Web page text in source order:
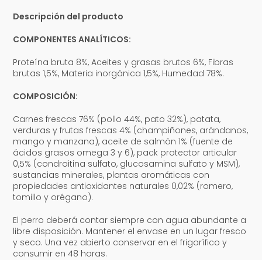
Descripción del producto
COMPONENTES ANALÍTICOS:
Proteína bruta 8%, Aceites y grasas brutos 6%, Fibras
brutas 1,5%, Materia inorgánica 1,5%, Humedad 78%.
COMPOSICIÓN:
Carnes frescas 76% (pollo 44%, pato 32%), patata,
verduras y frutas frescas 4% (champiñones, arándanos,
mango y manzana), aceite de salmón 1% (fuente de
ácidos grasos omega 3 y 6), pack protector articular
0,5% (condroitina sulfato, glucosamina sulfato y MSM),
sustancias minerales, plantas aromáticas con
propiedades antioxidantes naturales 0,02% (romero,
tomillo y orégano).
El perro deberá contar siempre con agua abundante a
libre disposición. Mantener el envase en un lugar fresco
y seco. Una vez abierto conservar en el frigorífico y
consumir en 48 horas.